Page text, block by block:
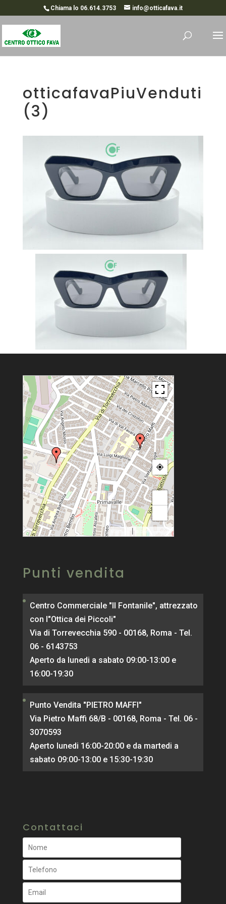
Chiama lo 06.614.3753 info@otticafava.it
otticafavaPiuVenduti
(3)
© OpenStreetMap
Punti vendita
Centro Commerciale "Il Fontanile", attrezzato
con l"Ottica dei Piccoli"
Via di Torrevecchia 590 - 00168, Roma - Tel.
06 - 6143753
Aperto da lunedi a sabato 09:00-13:00 e
16:00-19:30
Punto Vendita "PIETRO MAFFI"
Via Pietro Maffi 68/B - 00168, Roma - Tel. 06 -
3070593
Aperto lunedi 16:00-20:00 e da martedi a
sabato 09:00-13:00 e 15:30-19:30
Contattaci